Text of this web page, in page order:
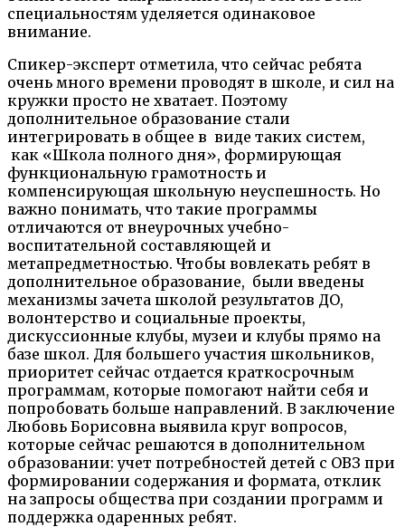
специальностям уделяется одинаковое
внимание.
Спикер-эксперт отметила, что сейчас ребята
очень много времени проводят в школе, и сил на
кружки просто не хватает. Поэтому
дополнительное образование стали
интегрировать в общее в виде таких систем,
как «Школа полного дня», формирующая
функциональную грамотность и
компенсирующая школьную неуспешность. Но
важно понимать, что такие программы
отличаются от внеурочных учебно-
воспитательной составляющей и
метапредметностью. Чтобы вовлекать ребят в
дополнительное образование, были введены
механизмы зачета школой результатов ДО,
волонтерство и социальные проекты,
дискуссионные клубы, музеи и клубы прямо на
базе школ. Для большего участия школьников,
приоритет сейчас отдается краткосрочным
программам, которые помогают найти себя и
попробовать больше направлений. В заключение
Любовь Борисовна выявила круг вопросов,
которые сейчас решаются в дополнительном
образовании: учет потребностей детей с ОВЗ при
формировании содержания и формата, отклик
на запросы общества при создании программ и
поддержка одаренных ребят.